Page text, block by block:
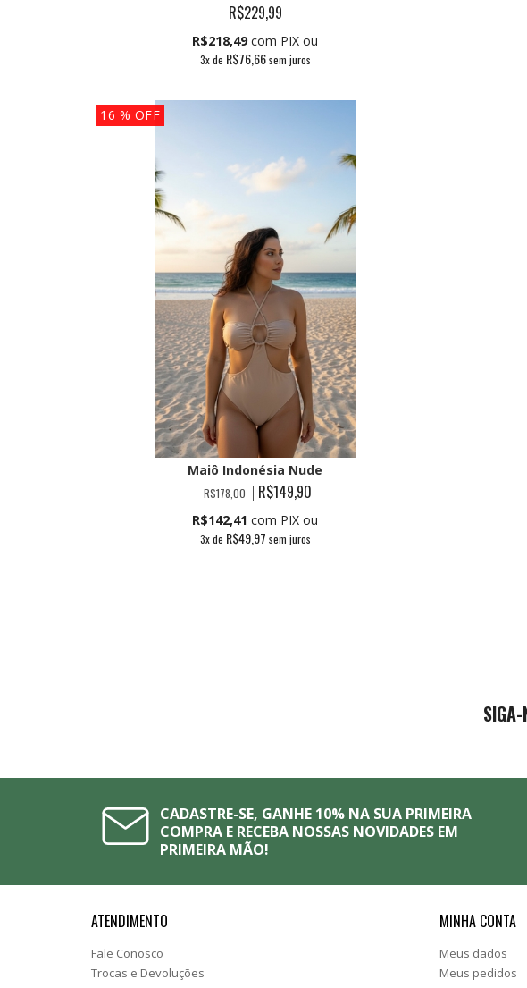
R$229,99
R$218,49 com PIX ou
3x de R$76,66sem juros
16 % OFF
Maiô Indonésia Nude
R$178,00 R$149,90
R$142,41 com PIX ou
3x de R$49,97 sem juros
CADASTRE-SE, GANHE 10% NA SUA PRIMEIRA
COMPRA E RECEBA NOSSAS NOVIDADES EM
PRIMEIRA MÃO!
ATENDIMENTO
Fale Conosco
Trocas e Devoluções
MINHA CONTA
Meus dados
Meus pedidos